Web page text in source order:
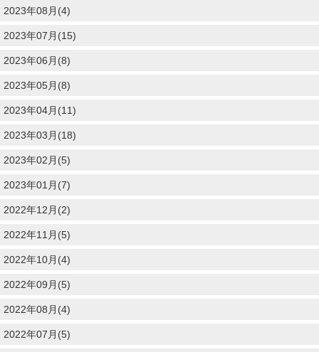
2023年08月(4)
2023年07月(15)
2023年06月(8)
2023年05月(8)
2023年04月(11)
2023年03月(18)
2023年02月(5)
2023年01月(7)
2022年12月(2)
2022年11月(5)
2022年10月(4)
2022年09月(5)
2022年08月(4)
2022年07月(5)